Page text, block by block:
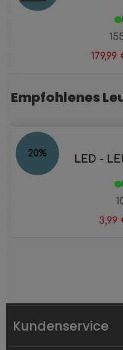
179,99
Produktgalerie
Empfohlenes
20% LED -
3,99
Kundenservice